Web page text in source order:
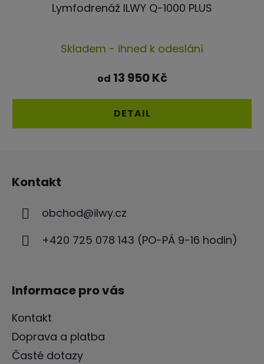
Lymfodrenáž ILWY Q-1000 PLUS
hodnocení
produktu
4,7
z
Skladem - ihned k odeslání
od 13 950 Kč
DETAIL
Kontakt
obchod@ilwy.cz
+420 725 078 143 (PO-PÁ 9-16 hodin)
Informace pro vás
Kontakt
Doprava a platba
Časté dotazy